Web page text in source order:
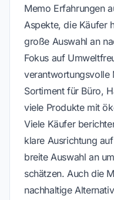
Memo Erfahrungen
Aspekte, die Käufer
große Auswahl an
Fokus auf
verantwortungsvolle
Sortiment für Büro,
viele Produkte mit
Viele Käufer
klare Ausrichtung
breite Auswahl an
schätzen. Auch die
nachhaltige